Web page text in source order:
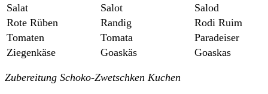
Salat
Salot
Salod
Rote Rüben
Randig
Rodi Ruim
Tomaten
Tomata
Paradeiser
Ziegenkäse
Goaskäs Goaskas
Zubereitung Schoko-Zwetschken Kuchen